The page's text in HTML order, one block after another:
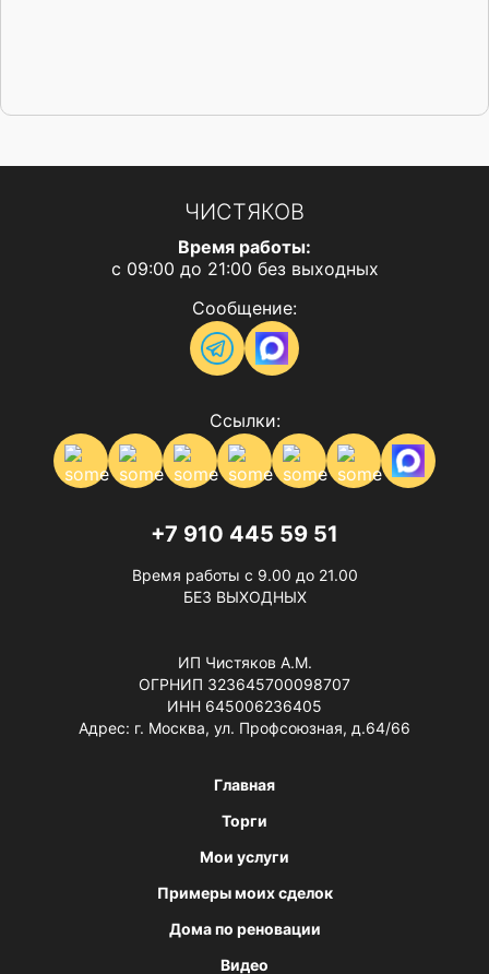
ЧИСТЯКОВ
Время работы:
с 09:00 до 21:00 без выходных
Сообщение:
Ссылки:
+7 910 445 59 51
Время работы с 9.00 до 21.00
БЕЗ ВЫХОДНЫХ
ИП Чистяков А.М.
ОГРНИП 323645700098707
ИНН 645006236405
Адрес: г. Москва, ул. Профсоюзная, д.64/66
Главная
Торги
Мои услуги
Примеры моих сделок
Дома по реновации
Видео